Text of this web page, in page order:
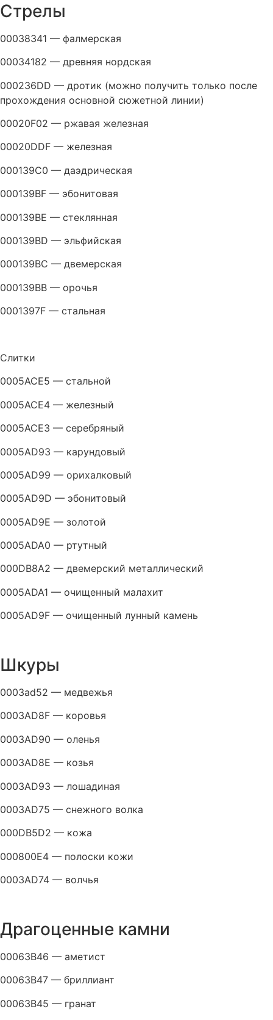
Стрелы
00038341 — фалмерская
00034182 — древняя нордская
000236DD — дротик (можно получить только после
прохождения основной сюжетной линии)
00020F02 — ржавая железная
00020DDF — железная
000139C0 — даэдрическая
000139BF — эбонитовая
000139BE — стеклянная
000139BD — эльфийская
000139BC — двемерская
000139BB — орочья
0001397F — стальная
Слитки
0005ACE5 — стальной
0005ACE4 — железный
0005ACE3 — серебряный
0005AD93 — карундовый
0005AD99 — орихалковый
0005AD9D — эбонитовый
0005AD9E — золотой
0005ADA0 — ртутный
000DB8A2 — двемерский металлический
0005ADA1 — очищенный малахит
0005AD9F — очищенный лунный камень
Шкуры
0003ad52 — медвежья
0003AD8F — коровья
0003AD90 — оленья
0003AD8E — козья
0003AD93 — лошадиная
0003AD75 — снежного волка
000DB5D2 — кожа
000800E4 — полоски кожи
0003AD74 — волчья
Драгоценные камни
00063B46 — аметист
00063B47 — бриллиант
00063B45 — гранат